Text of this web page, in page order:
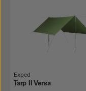
Exped
Tarp II Versa